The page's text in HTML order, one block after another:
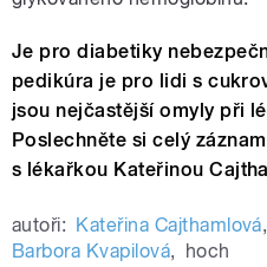
Je pro diabetiky
pedikúra je pro lidi s
jsou nejčastější omyly při
Poslechněte si celý
s lékařkou Kateřinou
autoři: Kateřina Cajthamlová,
Barbora Kvapilová, hoch